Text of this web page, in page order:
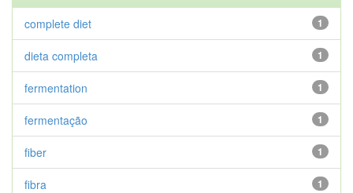
1
complete diet
1
dieta completa
1
fermentation
1
fermentação
1
fiber
1
fibra